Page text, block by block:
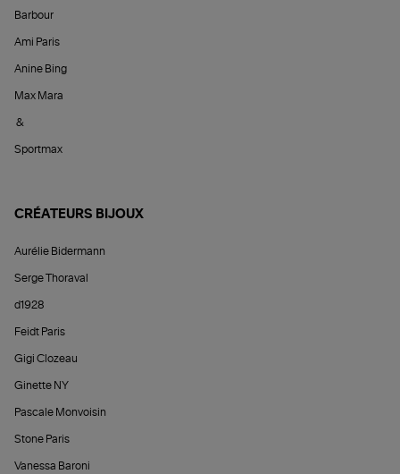
Barbour
Ami Paris
Anine Bing
Max Mara
&
Sportmax
CRÉATEURS BIJOUX
Aurélie Bidermann
Serge Thoraval
d1928
Feidt Paris
Gigi Clozeau
Ginette NY
Pascale Monvoisin
Stone Paris
Vanessa Baroni